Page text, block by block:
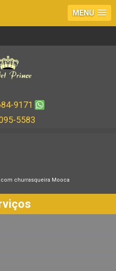
MENU
9171
5583
churrasqueira Mooca